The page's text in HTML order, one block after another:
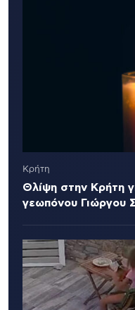
Κρήτη
Θλίψη στην Κρήτη
γεωπόνου Γιώργου